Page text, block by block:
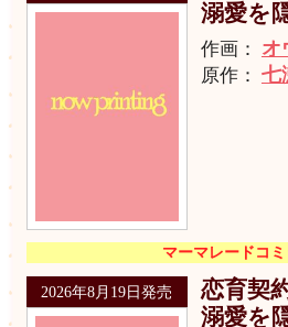
溺愛を
作画： オ
原作： 七
マーマレードコ
2026年8月19日発売
恋育契
溺愛を